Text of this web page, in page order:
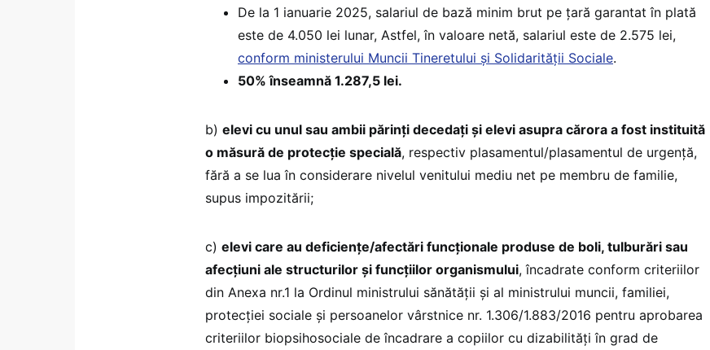
De la 1 ianuarie 2025, salariul de bază minim brut pe ţară garantat în plată
este de 4.050 lei lunar, Astfel, în valoare netă, salariul este de 2.575 lei,
conform ministerului Muncii Tineretului și Solidarității Sociale.
50% înseamnă 1.287,5 lei.
b) elevi cu unul sau ambii părinţi decedaţi şi elevi asupra cărora a fost instituită
o măsură de protecţie specială, respectiv plasamentul/plasamentul de urgenţă,
fără a se lua în considerare nivelul venitului mediu net pe membru de familie,
supus impozitării;
c) elevi care au deficienţe/afectări funcţionale produse de boli, tulburări sau
afecţiuni ale structurilor şi funcţiilor organismului, încadrate conform criteriilor
din Anexa nr.1 la Ordinul ministrului sănătăţii şi al ministrului muncii, familiei,
protecţiei sociale şi persoanelor vârstnice nr. 1.306/1.883/2016 pentru aprobarea
criteriilor biopsihosociale de încadrare a copiilor cu dizabilităţi în grad de